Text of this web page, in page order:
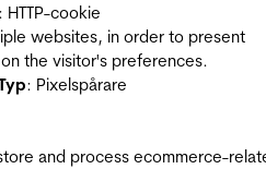
: HTTP-cookie
websites, in order to present
the visitor's preferences.
: Pixelspårare
and process ecommerce-